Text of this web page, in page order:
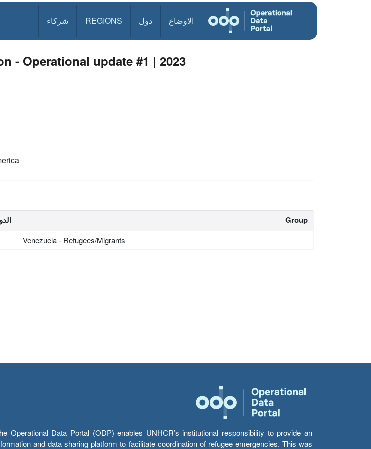
الاوضاع دول REGIONS شركاء
- Operational update #1 | 2023
Group
Venezuela - Refugees/Migrants
Operational Data Portal (ODP) enables UNHCR’s institutional responsibility to provide an
and data sharing platform to facilitate coordination of refugee emergencies. This was